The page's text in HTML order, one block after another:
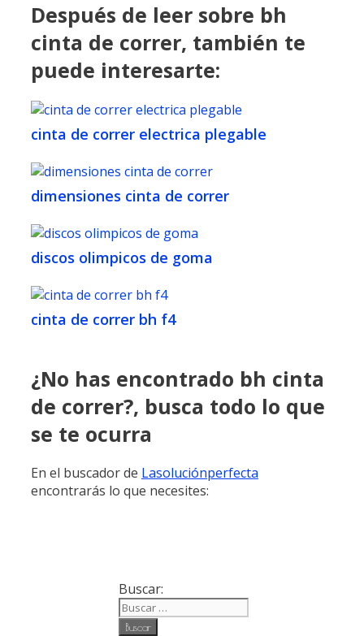
Después de leer sobre bh
cinta de correr, también te
puede interesarte:
cinta de correr electrica plegable
dimensiones cinta de correr
discos olimpicos de goma
cinta de correr bh f4
¿No has encontrado bh cinta
de correr?, busca todo lo que
se te ocurra
En el buscador de Lasoluciónperfecta
encontrarás lo que necesites:
Buscar: